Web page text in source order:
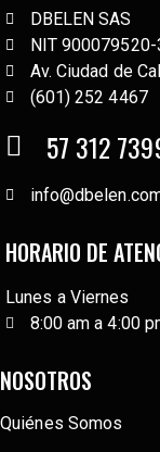
DBELEN SAS
NIT 900079520-
Av. Ciudad de
(601) 252 4467
57 312
HORARIO DE
Lunes a Viernes
8:00 am a 4:00
NOSOTROS
Quiénes Somos